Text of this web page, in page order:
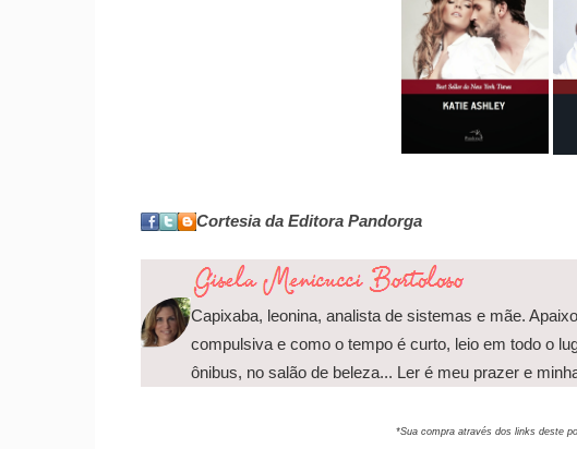
Cortesia da Editora Pandorga
Capixaba, leonina, analista de sistemas e mãe.
compulsiva e como o tempo é curto, leio em todo o
ônibus, no salão de beleza... Ler é meu prazer e
*Sua compra através dos links deste